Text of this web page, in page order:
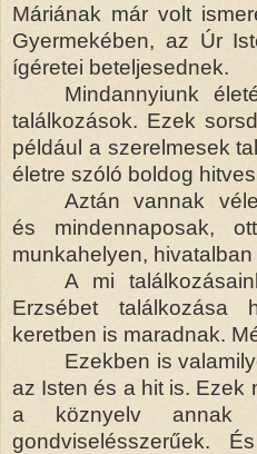
Máriának már volt
Gyermekében, az Úr
ígéretei beteljesednek.
Mindannyiunk
találkozások. Ezek
például a szerelmesek
életre szóló boldog
Aztán vannak
és mindennaposak,
munkahelyen,
A mi
Erzsébet találkozása
keretben is maradnak.
Ezekben is
az Isten és a hit is. Ezek
a köznyelv annak
gondviselésszerűek.